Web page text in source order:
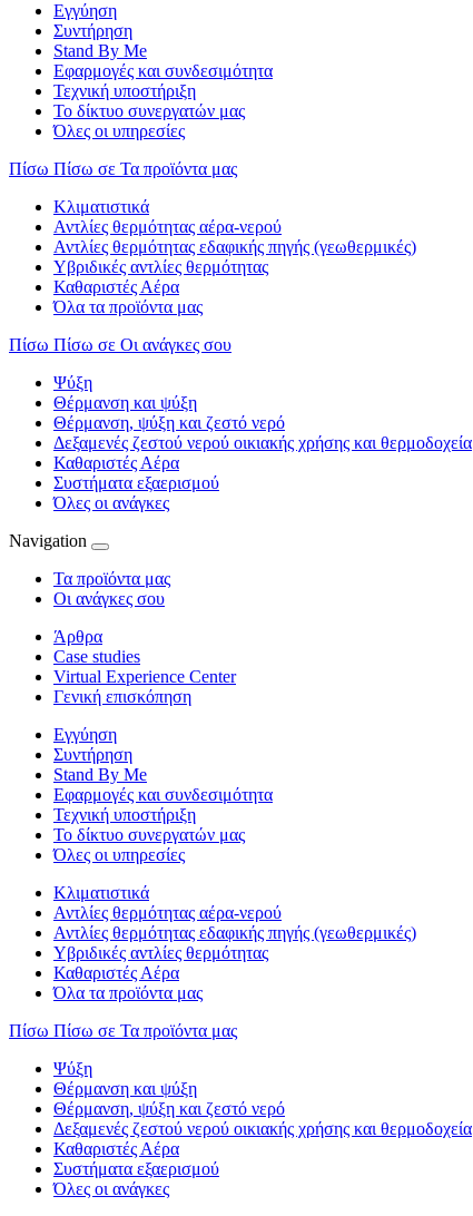
Εγγύηση
Συντήρηση
Stand By Me
Εφαρμογές και συνδεσιμότητα
Τεχνική υποστήριξη
Το δίκτυο συνεργατών μας
Όλες οι υπηρεσίες
Πίσω Πίσω σε Τα προϊόντα μας
Κλιματιστικά
Αντλίες θερμότητας αέρα-νερού
Αντλίες θερμότητας εδαφικής πηγής (γεωθερμικές)
Υβριδικές αντλίες θερμότητας
Καθαριστές Αέρα
Όλα τα προϊόντα μας
Πίσω Πίσω σε Οι ανάγκες σου
Ψύξη
Θέρμανση και ψύξη
Θέρμανση, ψύξη και ζεστό νερό
Δεξαμενές ζεστού νερού οικιακής χρήσης και θερμοδοχεία
Καθαριστές Αέρα
Συστήματα εξαερισμού
Όλες οι ανάγκες
Navigation
Τα προϊόντα μας
Οι ανάγκες σου
Άρθρα
Case studies
Virtual Experience Center
Γενική επισκόπηση
Εγγύηση
Συντήρηση
Stand By Me
Εφαρμογές και συνδεσιμότητα
Τεχνική υποστήριξη
Το δίκτυο συνεργατών μας
Όλες οι υπηρεσίες
Κλιματιστικά
Αντλίες θερμότητας αέρα-νερού
Αντλίες θερμότητας εδαφικής πηγής (γεωθερμικές)
Υβριδικές αντλίες θερμότητας
Καθαριστές Αέρα
Όλα τα προϊόντα μας
Πίσω Πίσω σε Τα προϊόντα μας
Ψύξη
Θέρμανση και ψύξη
Θέρμανση, ψύξη και ζεστό νερό
Δεξαμενές ζεστού νερού οικιακής χρήσης και θερμοδοχεία
Καθαριστές Αέρα
Συστήματα εξαερισμού
Όλες οι ανάγκες